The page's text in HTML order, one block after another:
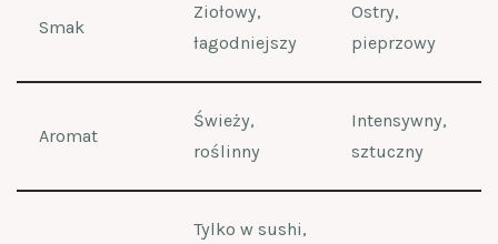
Smak
Ziołowy,
łagodniejszy
Ostry,
pieprzowy
Aromat
Świeży,
roślinny
Intensywny,
sztuczny
Tylko w sushi,